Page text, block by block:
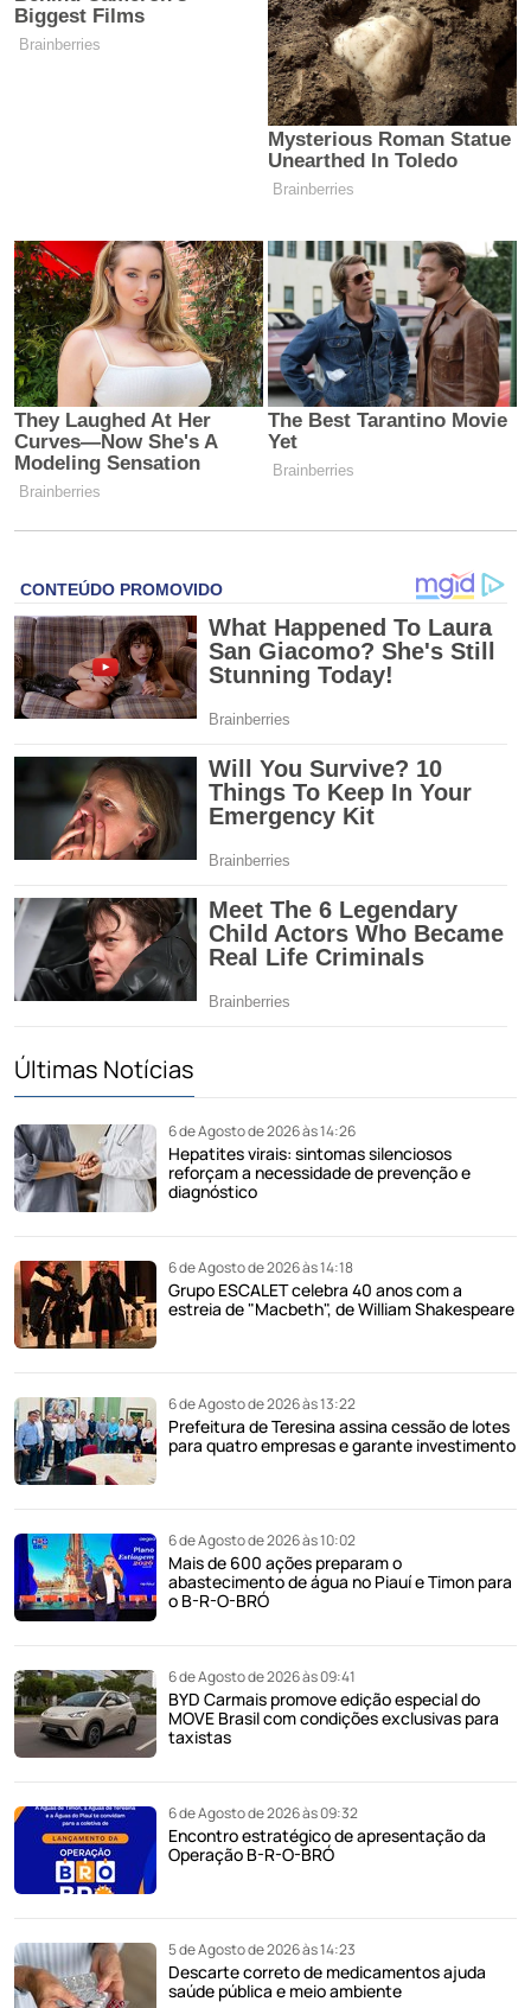
Últimas Notícias
6 de Agosto de 2026 às 14:26
Hepatites virais: sintomas silenciosos
reforçam a necessidade de prevenção e
diagnóstico
6 de Agosto de 2026 às 14:18
Grupo ESCALET celebra 40 anos com a
estreia de "Macbeth", de William Shakespeare
6 de Agosto de 2026 às 13:22
Prefeitura de Teresina assina cessão de lotes
para quatro empresas e garante investimento
6 de Agosto de 2026 às 10:02
Mais de 600 ações preparam o
abastecimento de água no Piauí e Timon para
o B-R-O-BRÓ
6 de Agosto de 2026 às 09:41
BYD Carmais promove edição especial do
MOVE Brasil com condições exclusivas para
taxistas
6 de Agosto de 2026 às 09:32
Encontro estratégico de apresentação da
Operação B-R-O-BRÓ
5 de Agosto de 2026 às 14:23
Descarte correto de medicamentos ajuda
saúde pública e meio ambiente